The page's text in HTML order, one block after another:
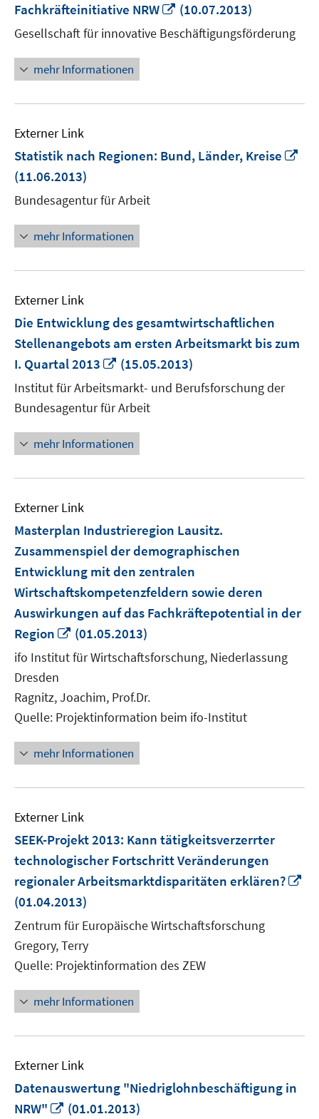
Fachkräfteinitiative NRW
In
neuem
Fenster
(10.07.2013)
Gesellschaft für innovative Beschäftigungsförderung
mehr Informationen
Externer Link
Statistik nach Regionen: Bund, Länder, Kreise
(11.06.2013)
Bundesagentur für Arbeit
mehr Informationen
Externer Link
Die Entwicklung des gesamtwirtschaftlichen
Stellenangebots am ersten Arbeitsmarkt bis zum
I. Quartal 2013
In
neuem
Fenster
öffnen
(15.05.2013)
Institut für Arbeitsmarkt- und Berufsforschung der
Bundesagentur für Arbeit
mehr Informationen
Externer Link
Masterplan Industrieregion Lausitz.
Zusammenspiel der demographischen
Entwicklung mit den zentralen
Wirtschaftskompetenzfeldern sowie deren
Auswirkungen auf das Fachkräftepotential in der
Region
In
neuem
Fenster
(01.05.2013)
ifo Institut für Wirtschaftsforschung, Niederlassung
Dresden
Ragnitz, Joachim, Prof.Dr.
Quelle: Projektinformation beim ifo-Institut
mehr Informationen
Externer Link
SEEK-Projekt 2013: Kann tätigkeitsverzerrter
technologischer Fortschritt Veränderungen
regionaler Arbeitsmarktdisparitäten erklären?
(01.04.2013)
Zentrum für Europäische Wirtschaftsforschung
Gregory, Terry
Quelle: Projektinformation des ZEW
mehr Informationen
Externer Link
Datenauswertung "Niedriglohnbeschäftigung in
NRW"
In
(01.01.2013)